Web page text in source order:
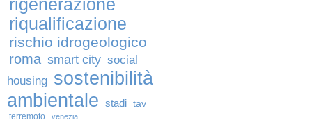
rigenerazione
riqualificazione
rischio idrogeologico
roma smart city social
housing sostenibilità
ambientale stadi tav
terremoto venezia